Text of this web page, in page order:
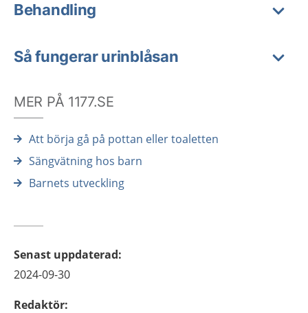
Behandling
Så fungerar urinblåsan
MER PÅ 1177.SE
Att börja gå på pottan eller toaletten
Sängvätning hos barn
Barnets utveckling
Senast uppdaterad:
2024-09-30
Redaktör: